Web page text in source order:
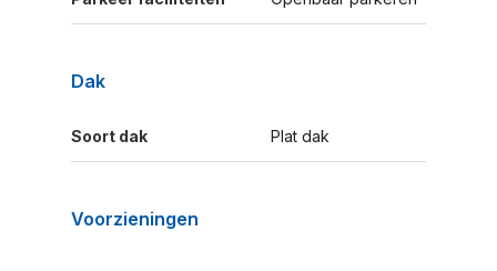
Dak
Soort dak Plat dak
Voorzieningen